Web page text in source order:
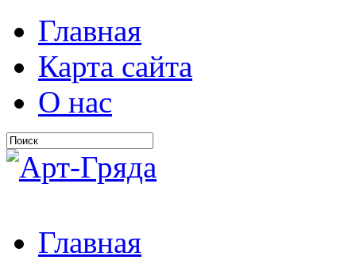
Главная
Карта сайта
О нас
Главная